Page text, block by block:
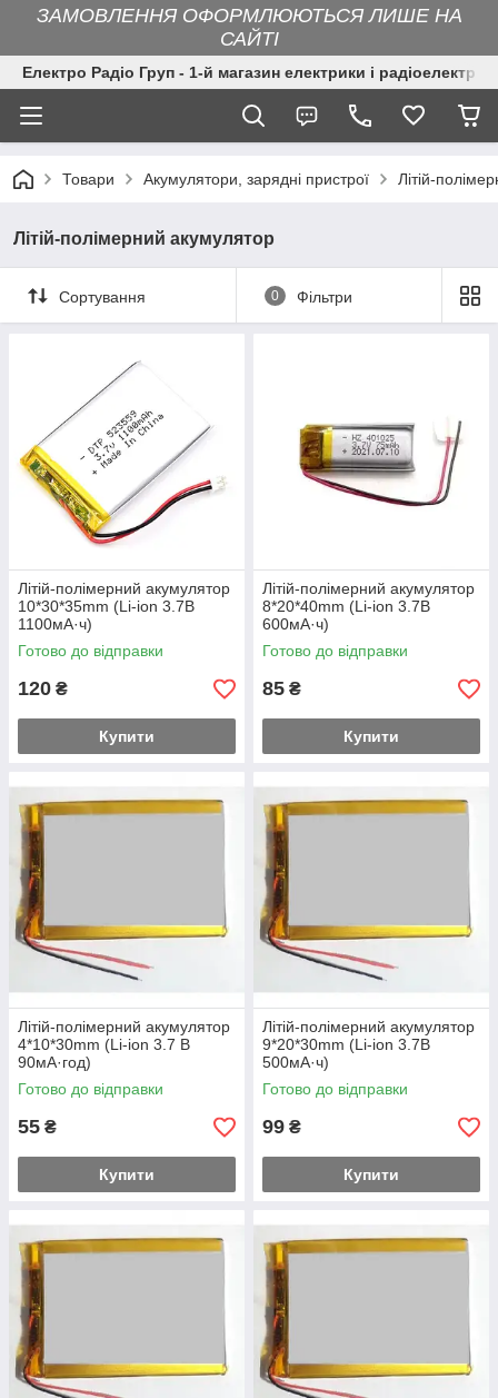
ЗАМОВЛЕННЯ ОФОРМЛЮЮТЬСЯ ЛИШЕ НА
САЙТІ
Електро Радіо Груп - 1-й магазин електрики і
Товари Акумулятори, зарядні пристрої Літій-
Літій-полімерний акумулятор
Сортування 0 Фільтри
Літій-полімерний акумулятор
10*30*35mm (Li-ion 3.7В
1100мА·ч)
Готово до відправки
120 ₴
Купити
Літій-полімерний акумулятор
8*20*40mm (Li-ion 3.7В
600мА·ч)
Готово до відправки
85 ₴
Купити
Літій-полімерний акумулятор
4*10*30mm (Li-ion 3.7 В
90мА·год)
Готово до відправки
55 ₴
Купити
Літій-полімерний акумулятор
9*20*30mm (Li-ion 3.7В
500мА·ч)
Готово до відправки
99 ₴
Купити